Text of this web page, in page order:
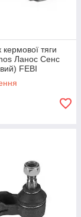
тяги
Ланос Сенс
FEBI